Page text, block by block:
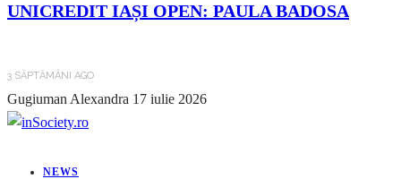
UNICREDIT IAȘI OPEN: PAULA BADOSA
3 SĂPTĂMÂNI AGO
Gugiuman Alexandra 17 iulie 2026
NEWS